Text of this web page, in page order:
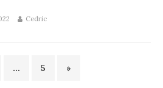
Cedric
… 5 »